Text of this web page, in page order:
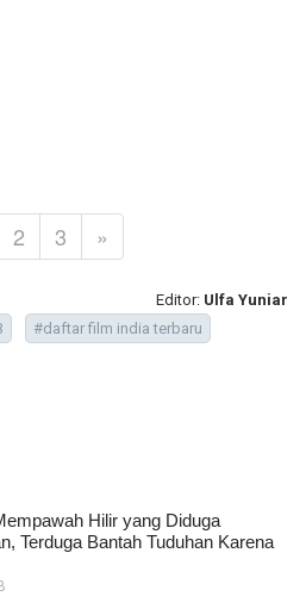
2 3 »
Editor: Ulfa Yuniar
#daftar film india terbaru
Hilir yang Diduga
Terduga Bantah Tuduhan Karena